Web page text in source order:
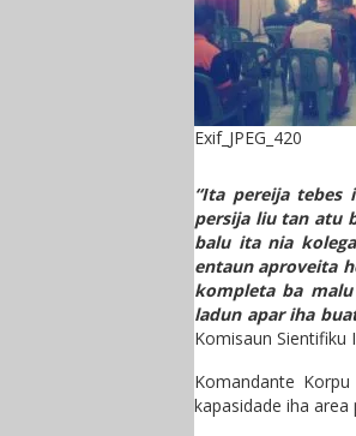
Exif_JPEG_420
“Ita pereija tebes
persija liu tan atu
balu ita nia
entaun aproveita
kompleta ba
ladun apar iha
Komisaun Sientifiku
Komandante
kapasidade iha